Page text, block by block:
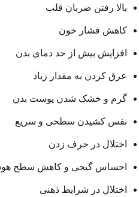
بالا رفتن ضربان قلب
کاهش فشار خون
افزایش بیش از حد دمای بدن
عرق کردن به مقدار زیاد
گرم و خشک شدن پوست بدن
نفس کشیدن سطحی و سریع
اختلال در حرف زدن
احساس گیجی و کاهش سطح
اختلال در شرایط ذهنی